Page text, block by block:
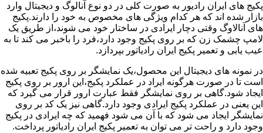
پکیج های ایران رادیور به صورت کلی در دو نوع آنالوگ و دیجیتال وارد
بازار شده اند که هر کدام ویژگی های مخصوص به خود را دارند.پکیج
های آنالاوگ وقتی دچار ایرادی در ساختار خود می شوند،از طریق یک
لامپ چشمک زن که بر روی پکیج وجود دارد،فرد را باخبر می کند تا به
عیب یابی و تعمیر پکیج ایران رادیاتور بپردازد.
در نمونه های دیجیتال این محصول،یک نمایشگر بر روی پکیج تعبیه شده
است تا در صورت هرگونه ایراد در عملکرد پکیج،این ارور بر روی پکیج
ایجاد شود.گاهی بر روی نمایشگر فقط عبارت ارور قرار می گیرد که
این یعنی در عملکرد پکیج ایرادی وجود دارد.گاهی نیز یک کد بر روی
نمایشگر ایجاد می شود که با آن می شود فهمید که چه ایرادی در پکیج
وجود دارد و راحت تر می توان به تعمیر پکیج ایران رادیاتور پرداخت.